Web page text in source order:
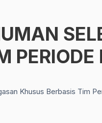
Khusus Berbasis Tim